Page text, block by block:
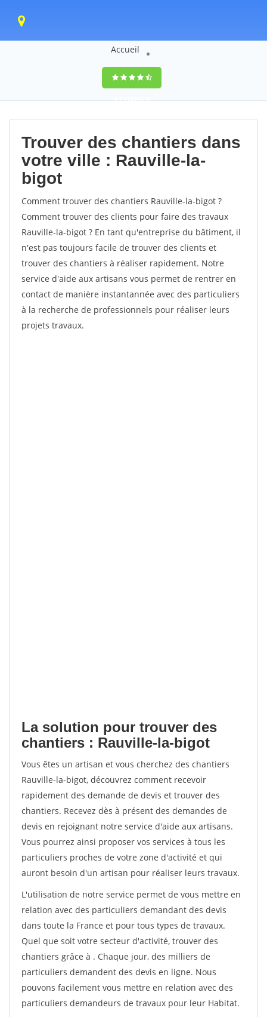
Accueil
9,5(100%)0
votes
Trouver des chantiers dans
votre ville : Rauville-la-
bigot
Comment trouver des chantiers Rauville-la-bigot ?
Comment trouver des clients pour faire des travaux
Rauville-la-bigot ? En tant qu'entreprise du bâtiment, il
n'est pas toujours facile de trouver des clients et
trouver des chantiers à réaliser rapidement. Notre
service d'aide aux artisans vous permet de rentrer en
contact de manière instantannée avec des particuliers
à la recherche de professionnels pour réaliser leurs
projets travaux.
La solution pour trouver des
chantiers : Rauville-la-bigot
Vous êtes un artisan et vous cherchez des chantiers
Rauville-la-bigot, découvrez comment recevoir
rapidement des demande de devis et trouver des
chantiers. Recevez dès à présent des demandes de
devis en rejoignant notre service d'aide aux artisans.
Vous pourrez ainsi proposer vos services à tous les
particuliers proches de votre zone d'activité et qui
auront besoin d'un artisan pour réaliser leurs travaux.
L'utilisation de notre service permet de vous mettre en
relation avec des particuliers demandant des devis
dans toute la France et pour tous types de travaux.
Quel que soit votre secteur d'activité, trouver des
chantiers grâce à . Chaque jour, des milliers de
particuliers demandent des devis en ligne. Nous
pouvons facilement vous mettre en relation avec des
particuliers demandeurs de travaux pour leur Habitat.